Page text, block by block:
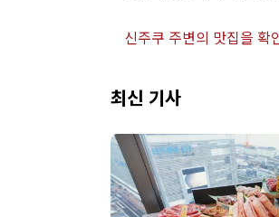
신주쿠 주변의 맛집을 확
최신 기사